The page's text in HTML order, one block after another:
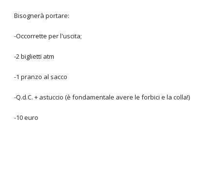
Bisognerà portare:
-Occorrette per l'uscita;
-2 biglietti atm
-1 pranzo al sacco
-Q.d.C. + astuccio (è fondamentale avere le forbici e la colla!)
-10 euro